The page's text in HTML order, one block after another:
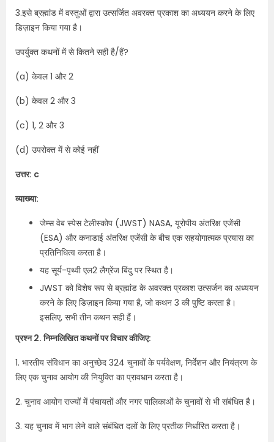
3.इसे ब्रह्मांड में वस्तुओं द्वारा उत्सर्जित अवरक्त प्रकाश का अध्ययन करने के लिए
डिज़ाइन किया गया है।
उपर्युक्त कथनों में से कितने सही है/हैं?
(a) केवल 1 और 2
(b) केवल 2 और 3
(c) 1, 2 और 3
(d) उपरोक्त में से कोई नहीं
उत्तर: c
व्याख्या:
जेम्स वेब स्पेस टेलीस्कोप (JWST) NASA, यूरोपीय अंतरिक्ष एजेंसी
(ESA) और कनाडाई अंतरिक्ष एजेंसी के बीच एक सहयोगात्मक प्रयास का
प्रतिनिधित्व करता है।
यह सूर्य-पृथ्वी एल2 लैग्रेंज बिंदु पर स्थित है।
JWST को विशेष रूप से ब्रह्मांड के अवरक्त प्रकाश उत्सर्जन का अध्ययन
करने के लिए डिज़ाइन किया गया है, जो कथन 3 की पुष्टि करता है।
इसलिए, सभी तीन कथन सही हैं।
प्रश्न 2. निम्नलिखित कथनों पर विचार कीजिए:
1. भारतीय संविधान का अनुच्छेद 324 चुनावों के पर्यवेक्षण, निर्देशन और नियंत्रण के
लिए एक चुनाव आयोग की नियुक्ति का प्रावधान करता है।
2. चुनाव आयोग राज्यों में पंचायतों और नगर पालिकाओं के चुनावों से भी संबंधित है।
3. यह चुनाव में भाग लेने वाले संबंधित दलों के लिए प्रतीक निर्धारित करता है।